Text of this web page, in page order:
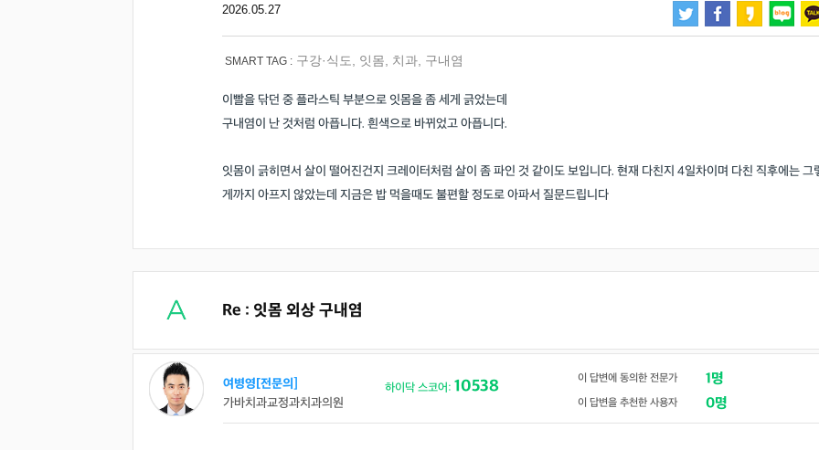
2026.05.27
SMART TAG : 구강·식도 잇몸 치과 구내염
이빨을 닦던 중 플라스틱 부분으로 잇몸을 좀 세게 긁었는데
구내염이 난 것처럼 아픕니다. 흰색으로 바뀌었고 아픕니다.
잇몸이 긁히면서 살이 떨어진건지 크레이터처럼 살이 좀 파인 것 같이도 보입니다. 현재 다친지 4일차이며 다친 직후에는 그
게까지 아프지 않았는데 지금은 밥 먹을때도 불편할 정도로 아파서 질문드립니다
Re : 잇몸 외상 구내염
여병영[전문의]
가바치과교정과치과의원
하이닥 스코어: 10538 이 답변에 동의한 전문가 1명
이 답변을 추천한 사용자 0명